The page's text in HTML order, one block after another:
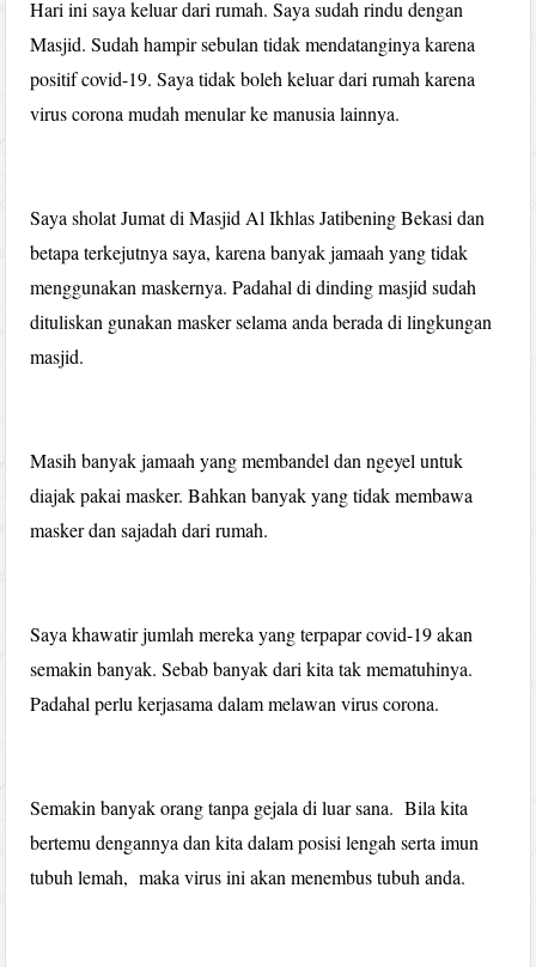
Hari ini saya keluar dari rumah. Saya sudah rindu dengan
Masjid. Sudah hampir sebulan tidak mendatanginya karena
positif covid-19. Saya tidak boleh keluar dari rumah karena
virus corona mudah menular ke manusia lainnya.
Saya sholat Jumat di Masjid Al Ikhlas Jatibening Bekasi dan
betapa terkejutnya saya, karena banyak jamaah yang tidak
menggunakan maskernya. Padahal di dinding masjid sudah
dituliskan gunakan masker selama anda berada di lingkungan
masjid.
Masih banyak jamaah yang membandel dan ngeyel untuk
diajak pakai masker. Bahkan banyak yang tidak membawa
masker dan sajadah dari rumah.
Saya khawatir jumlah mereka yang terpapar covid-19 akan
semakin banyak. Sebab banyak dari kita tak mematuhinya.
Padahal perlu kerjasama dalam melawan virus corona.
Semakin banyak orang tanpa gejala di luar sana. Bila kita
bertemu dengannya dan kita dalam posisi lengah serta imun
tubuh lemah, maka virus ini akan menembus tubuh anda.